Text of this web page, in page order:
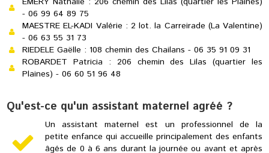
- 06 99 64 89 75
MAESTRE EL-KADI Valérie : 2 lot. la Carreirade (La Valentine)
- 06 63 55 31 73
RIEDELE Gaëlle : 108 chemin des Chailans - 06 35 91 09 31
ROBARDET Patricia : 206 chemin des Lilas (quartier les
Plaines) - 06 60 51 96 48
Qu'est-ce qu'un assistant maternel agréé ?
Un assistant maternel est un professionnel de la
petite enfance qui accueille principalement des enfants
âgés de 0 à 6 ans durant la journée ou avant et après